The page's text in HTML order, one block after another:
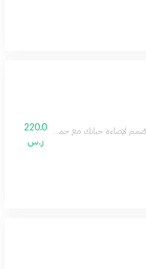
لإضاءة حياتك مع جميع بريقه. يبدأ بنفحات من
220.0
ر.س